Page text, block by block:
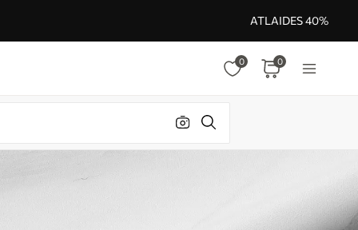
ATLAIDES 40%
0 0